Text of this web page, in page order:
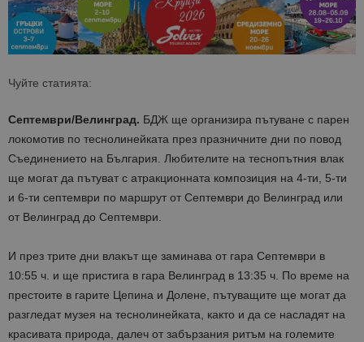
Чуйте статията:
Септември/Велинград. БДЖ ще организира пътуване с парен
локомотив по теснолинейката през празничните дни по повод
Съединението на България. Любителите на теснопътния влак
ще могат да пътуват с атракционната композиция на 4-ти, 5-ти
и 6-ти септември по маршрут от Септември до Велинград или
от Велинград до Септември.
И през трите дни влакът ще заминава от гара Септември в
10:55 ч. и ще пристига в гара Велинград в 13:35 ч. По време на
престоите в гарите Цепина и Долене, пътуващите ще могат да
разгледат музея на теснолинейката, както и да се насладят на
красивата природа, далеч от забързания ритъм на големите